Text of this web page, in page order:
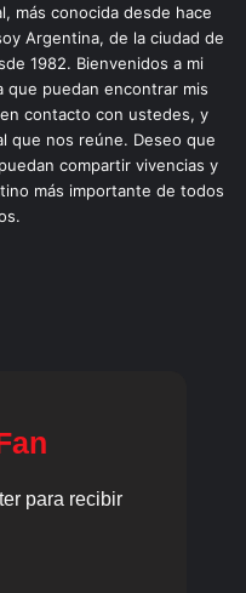
más conocida desde hace
Argentina, de la ciudad de
1982. Bienvenidos a mi
que puedan encontrar mis
contacto con ustedes, y
que nos reúne. Deseo que
compartir vivencias y
más importante de todos